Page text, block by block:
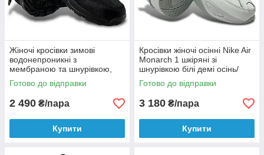
Жіночі кросівки зимові
водонепроникні з
мембраною та шнурівкою,
чорні текстильні
Готово до відправки
2 490 ₴/пара
Купити
Кросівки жіночі осінні Nike Air
Monarch 1 шкіряні зі
шнурівкою білі демі осінь/
весна
Готово до відправки
3 180 ₴/пара
Купити